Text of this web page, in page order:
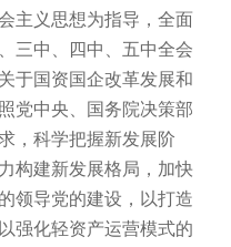
主义思想为指导，全面
三中、四中、五中全会
于国资国企改革发展和
党中央、国务院决策部
，科学把握新发展阶
构建新发展格局，加快
领导党的建设，以打造
强化轻资产运营模式的